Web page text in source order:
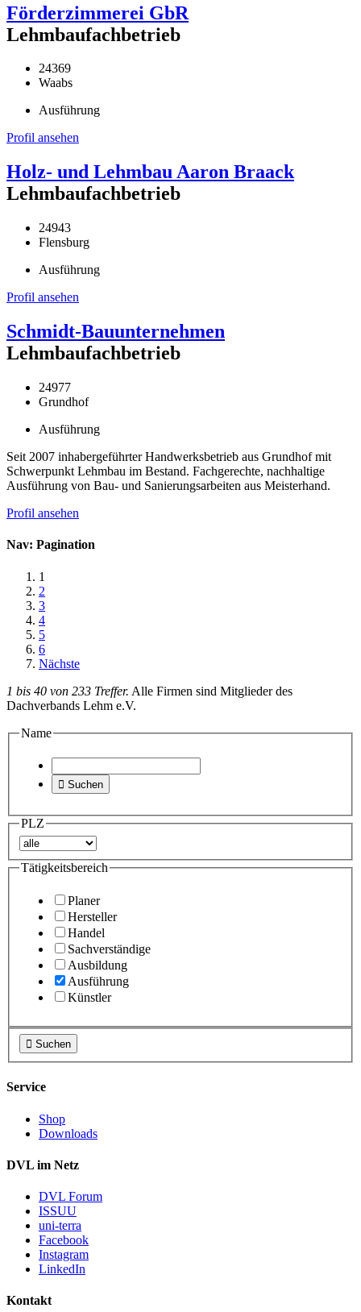
Förderzimmerei GbR
Lehmbaufachbetrieb
24369
Waabs
Ausführung
Profil ansehen
Holz- und Lehmbau Aaron Braack
Lehmbaufachbetrieb
24943
Flensburg
Ausführung
Profil ansehen
Schmidt-Bauunternehmen
Lehmbaufachbetrieb
24977
Grundhof
Ausführung
Seit 2007 inhabergeführter Handwerksbetrieb aus Grundhof mit
Schwerpunkt Lehmbau im Bestand. Fachgerechte, nachhaltige
Ausführung von Bau- und Sanierungsarbeiten aus Meisterhand.
Profil ansehen
Nav: Pagination
1
2
3
4
5
6
Nächste
1 bis 40 von 233 Treffer. Alle Firmen sind Mitglieder des
Dachverbands Lehm e.V.
Name
 Suchen
PLZ
Tätigkeitsbereich
Planer
Hersteller
Handel
Sachverständige
Ausbildung
Ausführung
Künstler
 Suchen
Service
Shop
Downloads
DVL im Netz
DVL Forum
ISSUU
uni-terra
Facebook
Instagram
LinkedIn
Kontakt